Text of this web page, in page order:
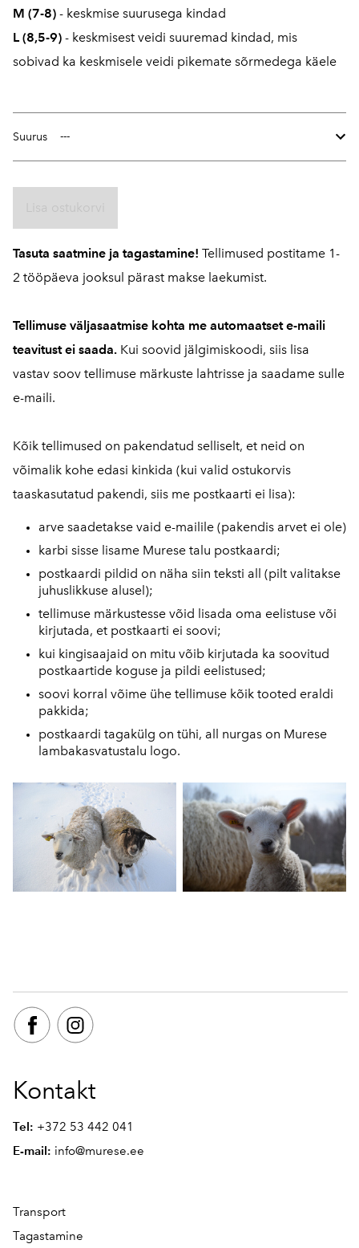
M (7-8) - keskmise suurusega kindad
L (8,5-9) - keskmisest veidi suuremad kindad, mis
sobivad ka keskmisele veidi pikemate sõrmedega käele
Suurus
Tasuta saatmine ja tagastamine! Tellimused postitame 1-
2 tööpäeva jooksul pärast makse laekumist.
Tellimuse väljasaatmise kohta me automaatset e-maili
teavitust ei saada. Kui soovid jälgimiskoodi, siis lisa
vastav soov tellimuse märkuste lahtrisse ja saadame sulle
e-maili.
Kõik tellimused on pakendatud selliselt, et neid on
võimalik kohe edasi kinkida (kui valid ostukorvis
taaskasutatud pakendi, siis me postkaarti ei lisa):
arve saadetakse vaid e-mailile (pakendis arvet ei ole)
karbi sisse lisame Murese talu postkaardi;
postkaardi pildid on näha siin teksti all (pilt valitakse
juhuslikkuse alusel);
tellimuse märkustesse võid lisada oma eelistuse või
kirjutada, et postkaarti ei soovi;
kui kingisaajaid on mitu võib kirjutada ka soovitud
postkaartide koguse ja pildi eelistused;
soovi korral võime ühe tellimuse kõik tooted eraldi
pakkida;
postkaardi tagakülg on tühi, all nurgas on Murese
lambakasvatustalu logo.
Kontakt
Tel: +372 53 442 041
E-mail: info@murese.ee
Transport
Tagastamine